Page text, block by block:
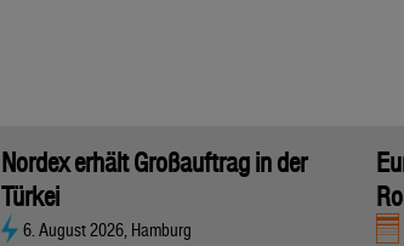
Nordex erhält Großauftrag in der
Türkei
6. August 2026, Hamburg